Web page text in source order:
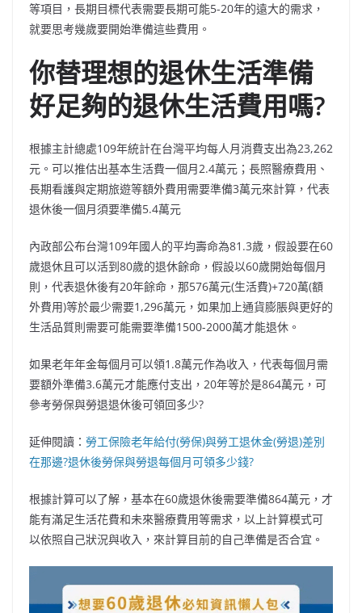
等項目，長期目標代表需要長期可能5-20年的遠大的需求，
就要思考幾歲要開始準備這些費用。
你替理想的退休生活準備
好足夠的退休生活費用嗎?
根據主計總處109年統計在台灣平均每人月消費支出為23,262
元。可以推估出基本生活費一個月2.4萬元；長照醫療費用、
長期看護與定期旅遊等額外費用需要準備3萬元來計算，代表
退休後一個月須要準備5.4萬元
內政部公布台灣109年國人的平均壽命為81.3歲，假設要在60
歲退休且可以活到80歲的退休餘命，假設以60歲開始每個月
則，代表退休後有20年餘命，那576萬元(生活費)+720萬(額
外費用)等於最少需要1,296萬元，如果加上通貨膨脹與更好的
生活品質則需要可能需要準備1500-2000萬才能退休。
如果老年年金每個月可以領1.8萬元作為收入，代表每個月需
要額外準備3.6萬元才能應付支出，20年等於是864萬元，可
參考勞保與勞退退休後可領回多少?
延伸閱讀： 勞工保險老年給付(勞保)與勞工退休金(勞退)差別
在那邊?退休後勞保與勞退每個月可領多少錢?
根據計算可以了解，基本在60歲退休後需要準備864萬元，才
能有滿足生活花費和未來醫療費用等需求，以上計算模式可
以依照自己狀況與收入，來計算目前的自己準備是否合宜。